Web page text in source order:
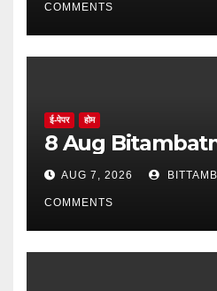
COMMENTS
ई-पेपर होम
8 Aug
AUG 7, 2026
COMMENTS